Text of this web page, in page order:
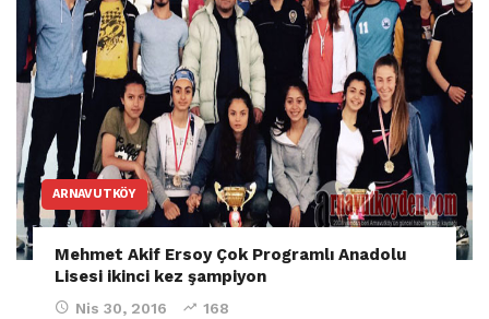
ARNAVUTKÖY
Mehmet Akif Ersoy Çok Programlı Anadolu
Lisesi ikinci kez şampiyon
Nis 30, 2016 168